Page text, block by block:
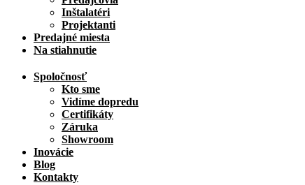
Inštalatéri
Projektanti
Predajné miesta
Na stiahnutie
Spoločnosť
Kto sme
Vidíme dopredu
Certifikáty
Záruka
Showroom
Inovácie
Blog
Kontakty